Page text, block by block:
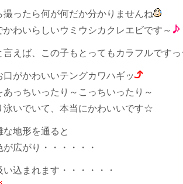
撮ったら何が何だか分かりませんね
かわいらしいウミウシカクレエビです～
言えば、この子もとってもカラフルです
口がかわいいテングカワハギッ
あっちいったり～こっちいったり～
泳いでいて、本当にかわいいです☆
な地形を通ると
が広がり・・・・・・
込まれます・・・・・・